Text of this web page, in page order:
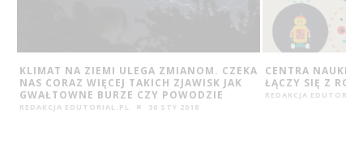
CENTRA NAUKI W POLSCE – TU EDUKACJA
ŁĄCZY SIĘ Z ROZRYWKĄ
REDAKCJA EDUTORIAL.PL 16 LUT 2016
PIĘKNY UMYSŁ
REDAKCJA